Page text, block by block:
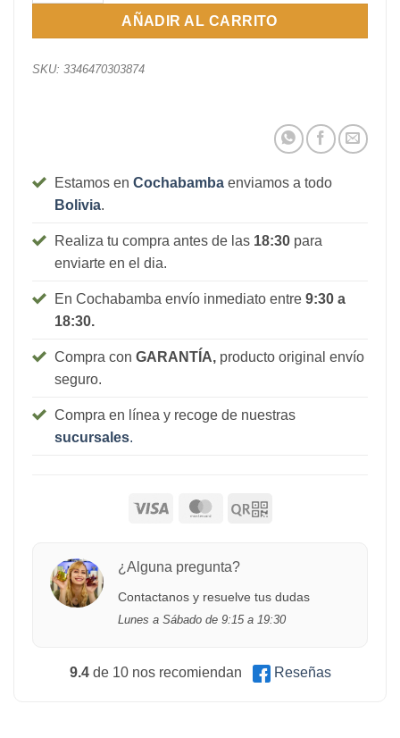
AÑADIR AL CARRITO
SKU: 3346470303874
Estamos en Cochabamba enviamos a todo
Bolivia.
Realiza tu compra antes de las 18:30para
enviarte en el dia.
En Cochabamba envío inmediato entre 9:30 a
18:30.
Compra con GARANTÍA,producto original envío
seguro.
Compra en línea y recoge de nuestras
sucursales.
¿Alguna pregunta?
Contactanos y resuelve tus dudas
Lunes a Sábado de 9:15 a 19:30
9.4de 10 nos recomiendan Reseñas